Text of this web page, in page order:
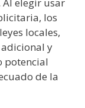
los
locales,
y
potencial
de la